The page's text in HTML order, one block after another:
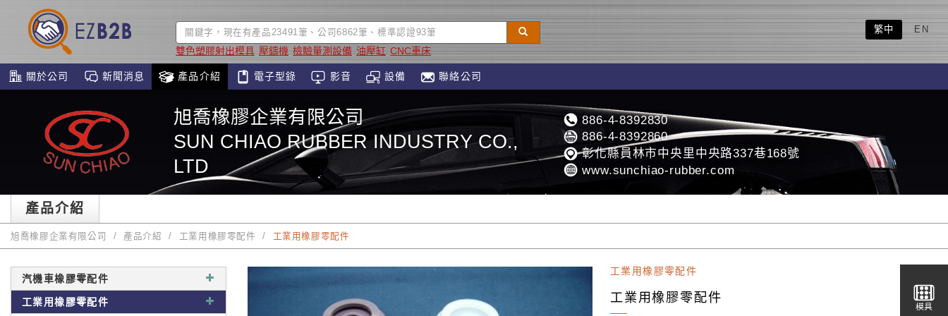
雙色塑膠射出模具 壓鑄機 檢驗量測設備 油壓缸 CNC車床
繁中 EN
關於公司 新聞消息 產品介紹 電子型錄 影音 設備 聯絡公司
旭喬橡膠企業有限公司
SUN CHIAO RUBBER INDUSTRY CO.,
LTD
886-4-8392830
886-4-8392860
彰化縣員林市中央里中央路337巷168號
www.sunchiao-rubber.com
產品介紹
旭喬橡膠企業有限公司 產品介紹 工業用橡膠零配件 工業用橡膠零配件
汽機車橡膠零配件
工業用橡膠零配件
工業用橡膠零配件
工業用橡膠零配件
模具